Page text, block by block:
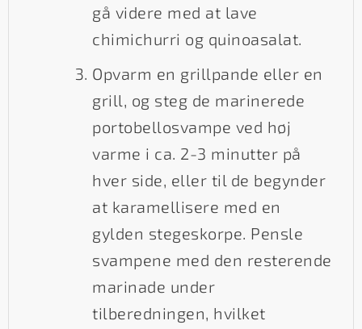
gå videre med at lave
chimichurri og quinoasalat.
Opvarm en grillpande eller en
grill, og steg de marinerede
portobellosvampe ved høj
varme i ca. 2-3 minutter på
hver side, eller til de begynder
at karamellisere med en
gylden stegeskorpe. Pensle
svampene med den resterende
marinade under
tilberedningen, hvilket